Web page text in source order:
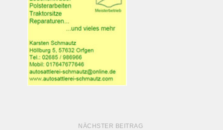
NÄCHSTER BEITRAG